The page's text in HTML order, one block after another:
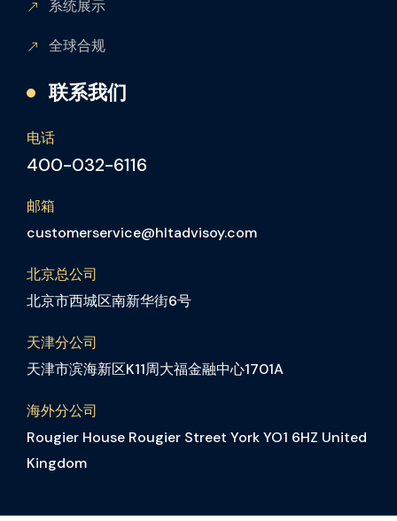
系统展示
全球合规
联系我们
电话
400-032-6116
邮箱
customerservice@hltadvisoy.com
北京总公司
北京市西城区南新华街6号
天津分公司
天津市滨海新区K11周大福金融中心1701A
海外分公司
Rougier House Rougier Street York YO1 6HZ United
Kingdom